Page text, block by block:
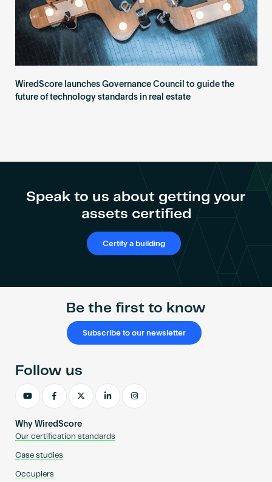
WiredScore launches Governance Council to guide the
future of technology standards in real estate
Speak to us about getting your
assets certified
Certify a building
Be the first to know
Subscribe to our newsletter
Why WiredScore
Our certification standards
Case studies
Occupiers
Follow us